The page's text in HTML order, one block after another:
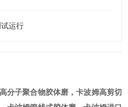
运行
分子聚合物胶体磨，卡波姆高剪切